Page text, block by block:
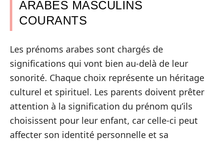
ARABES MASCULINS
COURANTS
Les prénoms arabes sont chargés de
significations qui vont bien au-delà de leur
sonorité. Chaque choix représente un héritage
culturel et spirituel. Les parents doivent prêter
attention à la signification du prénom qu’ils
choisissent pour leur enfant, car celle-ci peut
affecter son identité personnelle et sa